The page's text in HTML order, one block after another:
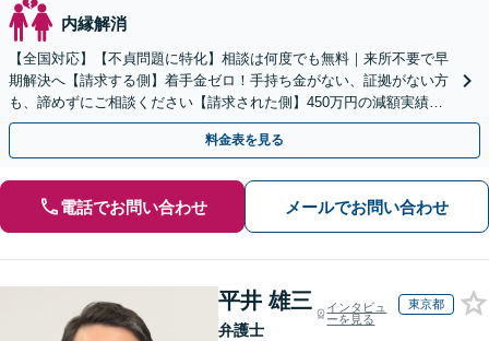
内縁解消
【全国対応】【不貞問題に特化】相談は何度でも無料｜来所不要で早
期解決へ【請求する側】着手金ゼロ！手持ち金がない、証拠がない方
も、諦めずにご相談ください【請求された側】450万円の減額実績あ
り／返金保証で費用倒れの心配なし【24時間受付】
料金表を見る
電話でお問い合わせ メールでお問い合わせ
平井 雄三
弁護士
インタビュ
ーを見る
東京都